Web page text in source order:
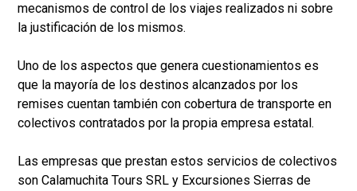
mecanismos de control de los viajes realizados ni sobre
la justificación de los mismos.
Uno de los aspectos que genera cuestionamientos es
que la mayoría de los destinos alcanzados por los
remises cuentan también con cobertura de transporte en
colectivos contratados por la propia empresa estatal.
Las empresas que prestan estos servicios de colectivos
son Calamuchita Tours SRL y Excursiones Sierras de